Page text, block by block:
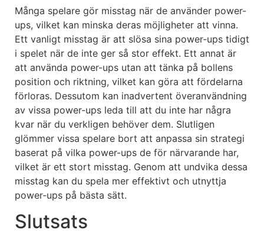
Många spelare gör misstag när de använder power-
ups, vilket kan minska deras möjligheter att vinna.
Ett vanligt misstag är att slösa sina power-ups tidigt
i spelet när de inte ger så stor effekt. Ett annat är
att använda power-ups utan att tänka på bollens
position och riktning, vilket kan göra att fördelarna
förloras. Dessutom kan inadvertent överanvändning
av vissa power-ups leda till att du inte har några
kvar när du verkligen behöver dem. Slutligen
glömmer vissa spelare bort att anpassa sin strategi
baserat på vilka power-ups de för närvarande har,
vilket är ett stort misstag. Genom att undvika dessa
misstag kan du spela mer effektivt och utnyttja
power-ups på bästa sätt.
Slutsats